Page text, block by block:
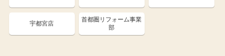
宇都宮店
首都圏リフォーム事業
部